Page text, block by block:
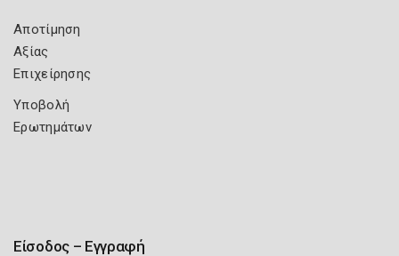
Αποτίμηση
Αξίας
Επιχείρησης
Υποβολή
Ερωτημάτων
Είσοδος – Εγγραφή